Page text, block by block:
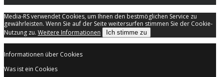
Media-RS verwendet Cookies, um Ihnen den bestmöglichen Service zu
gewährleisten. Wenn Sie auf der Seite weitersurfen stimmen Sie der Cookie-
Nutzung zu. Weitere Informationen Ich stimme zu
Informationen über Cookies
Was ist ein Cookies